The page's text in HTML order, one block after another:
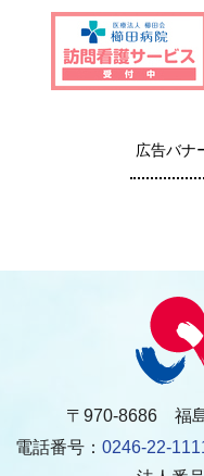
広告バナ
〒970-8686 福
電話番号： 0246-22-